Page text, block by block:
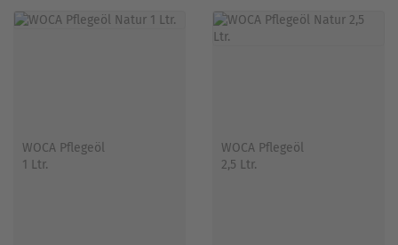
WOCA Pflegeöl
1 Ltr.
WOCA Pflegeöl
2,5 Ltr.